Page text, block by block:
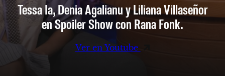
Tessa Ia, Denia Agalianu y Liliana Villaseñor
en Spoiler Show con Rana Fonk.
Ver en Youtube